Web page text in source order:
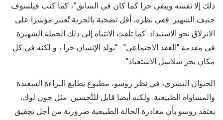
ذلك إلا نفسه ويبقى حرا كما كان في السابق”، كما كتب فيلسوف
جنيف الشهير. ففي نظره، أقل تضحية بالحرية تُعتبر مؤشرا على
الانزلاق نحو الاستبداد. كما تلفت الانتباه إلى ذلك الجملة الشهيرة
في مقدمة “العقد الاجتماعي” : “يولد الإنسان حرا ، و لكنه في كل
مكان يجر سلاسل الاستعباد”.
الحيوان البشري، في نظر روسو، مطبوع بطابع البراءة السعيدة
والمساواة الطبيعية. ولكنه أيضا قابل للتَّحسين. مثل جون لوك،
يعتقد روسو بأن مغادرة الحالة الطبيعية ضرورية من أجل تحقيق